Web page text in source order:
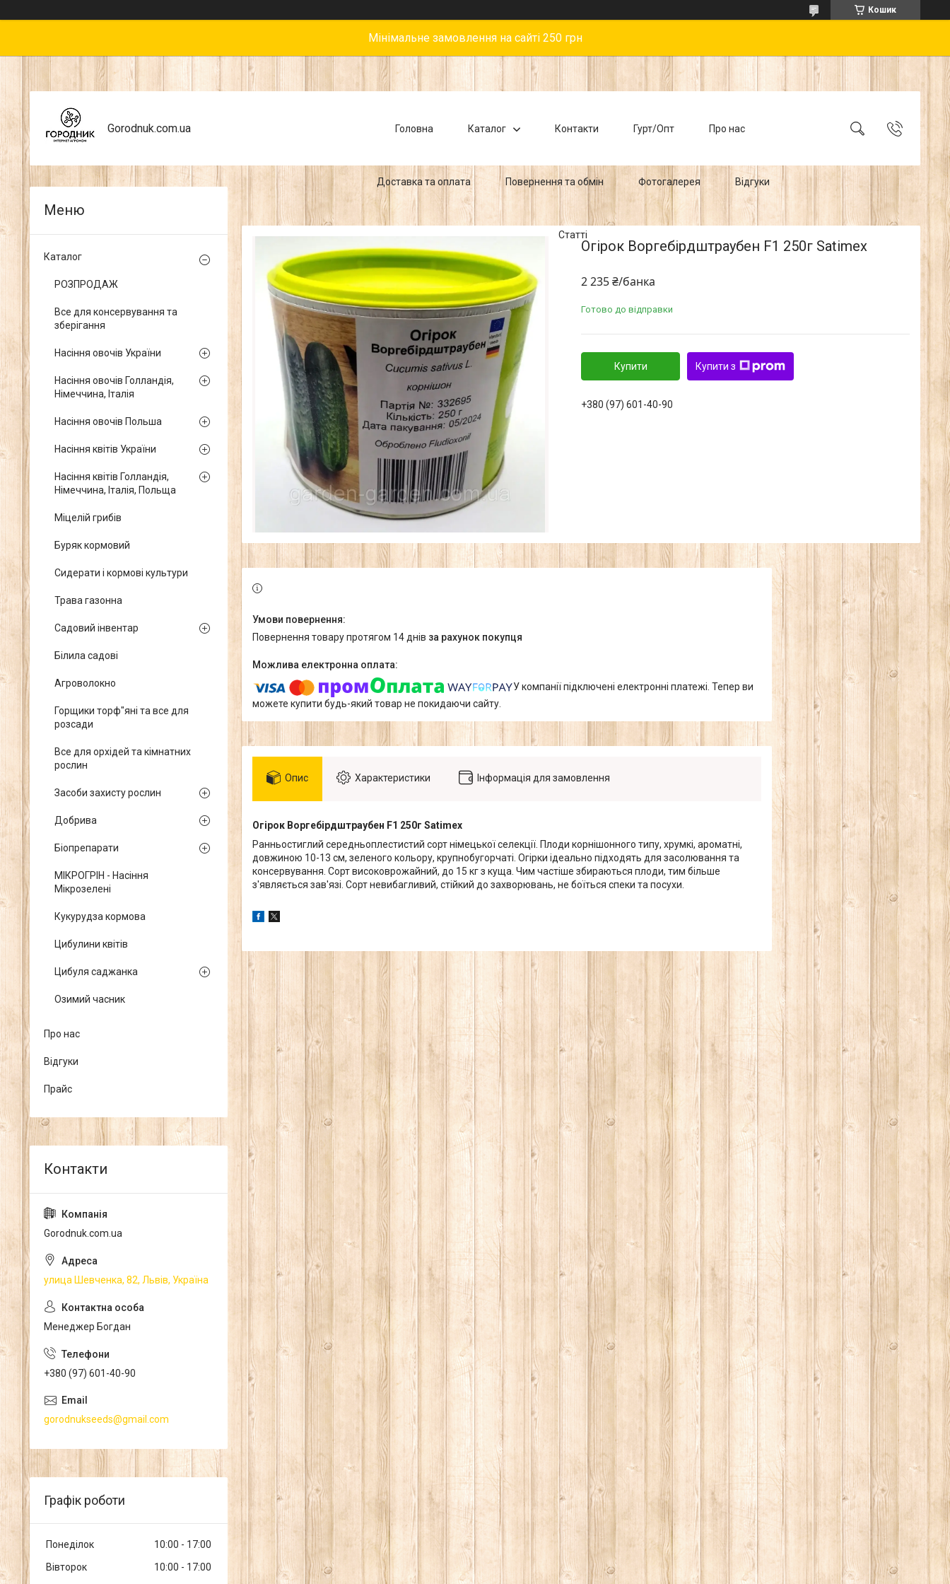
Кошик
Мінімальне замовлення на сайті 250 грн
Gorodnuk.com.ua Головна Каталог Контакти Гурт/Опт Про нас
Доставка та оплата Повернення та обмін Фотогалерея Відгуки
Статті
Огірок Воргебірдштраубен F1 250г Satimex
2 235 ₴/банка
Готово до відправки
Купити Купити з
+380 (97) 601-40-90
повернення товару протягом 14 днів за рахунок покупця
У компанії підключені електронні платежі. Тепер ви
можете купити будь-який товар не покидаючи сайту.
Опис Характеристики Інформація для замовлення
Огірок Воргебірдштраубен F1 250г Satimex
Ранньостиглий середньоплестистий сорт німецької селекції. Плоди корнішонного типу, хрумкі, ароматні,
довжиною 10-13 см, зеленого кольору, крупнобугорчаті. Огірки ідеально підходять для засолювання та
консервування. Сорт високоврожайний, до 15 кг з куща. Чим частіше збираються плоди, тим більше
з'являється зав'язі. Сорт невибагливий, стійкий до захворювань, не боїться спеки та посухи.
Каталог
РОЗПРОДАЖ
Все для консервування та
зберігання
Насіння овочів України
Насіння овочів Голландія,
Німеччина, Італія
Насіння овочів Польша
Насіння квітів України
Насіння квітів Голландія,
Німеччина, Італія, Польща
Міцелій грибів
Буряк кормовий
Сидерати і кормові культури
Трава газонна
Садовий інвентар
Білила садові
Агроволокно
Горщики торф"яні та все для
розсади
Все для орхідей та кімнатних
рослин
Засоби захисту рослин
Добрива
Біопрепарати
МІКРОГРІН - Насіння
Мікрозелені
Кукурудза кормова
Цибулини квітів
Цибуля саджанка
Озимий часник
Про нас
Відгуки
Прайс
Gorodnuk.com.ua
улица Шевченка, 82, Львів, Україна
Менеджер Богдан
+380 (97) 601-40-90
gorodnukseeds@gmail.com
Графік роботи
Понеділок 10:00
17:00
Вівторок
10:00
17:00